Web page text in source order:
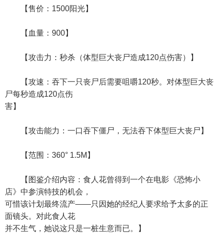
【售价：1500阳光】
【血量：900】
【攻击力：秒杀（体型巨大丧尸造成120点伤害）】
【攻速：吞下一只丧尸后需要咀嚼120秒。对体型巨大丧
尸每秒造成120点伤
害】
【攻击能力：一口吞下僵尸，无法吞下体型巨大丧尸】
【范围：360° 1.5M】
【图鉴介绍内容：食人花曾得到一个在电影《恐怖小
店》中参演特技的机会，
可惜该计划最终流产——只因她的经纪人要求给予太多的正
面镜头。对此食人花
并不生气，她说这只是一桩生意而已。】